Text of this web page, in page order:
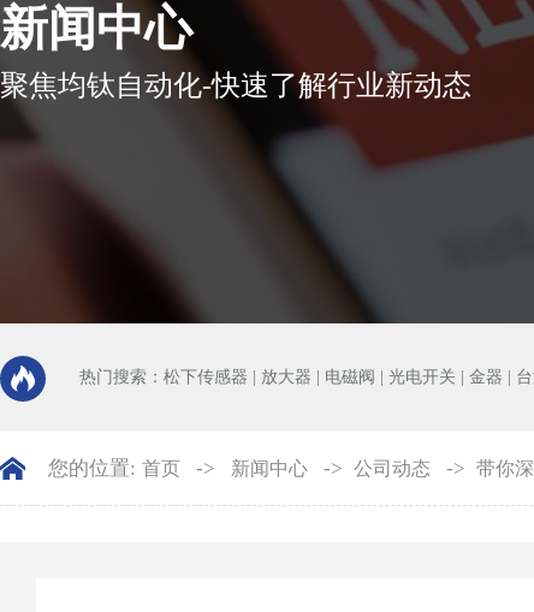
新闻中心
聚焦均钛自动化-快速了解行业新动态
热门搜索： 松下传感器 放大器 电磁阀 光电开关 金器
您的位置: 首页 -> 新闻中心 -> 公司动态 -> 带你